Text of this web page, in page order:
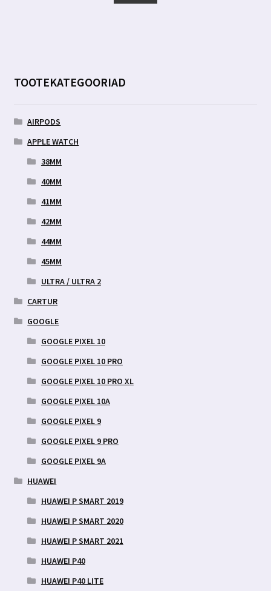
TOOTEKATEGOORIAD
AIRPODS
APPLE WATCH
38MM
40MM
41MM
42MM
44MM
45MM
ULTRA / ULTRA 2
CARTUR
GOOGLE
GOOGLE PIXEL 10
GOOGLE PIXEL 10 PRO
GOOGLE PIXEL 10 PRO XL
GOOGLE PIXEL 10A
GOOGLE PIXEL 9
GOOGLE PIXEL 9 PRO
GOOGLE PIXEL 9A
HUAWEI
HUAWEI P SMART 2019
HUAWEI P SMART 2020
HUAWEI P SMART 2021
HUAWEI P40
HUAWEI P40 LITE